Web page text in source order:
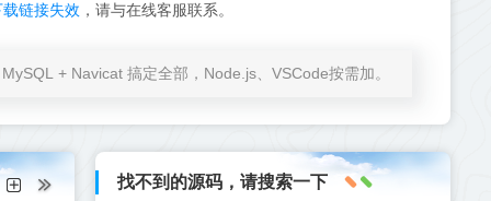
链接失效 ，请与在线客服联系。
+ Navicat 搞定全部，Node.js、VSCode按需加。
找不到的源码，请搜索一下